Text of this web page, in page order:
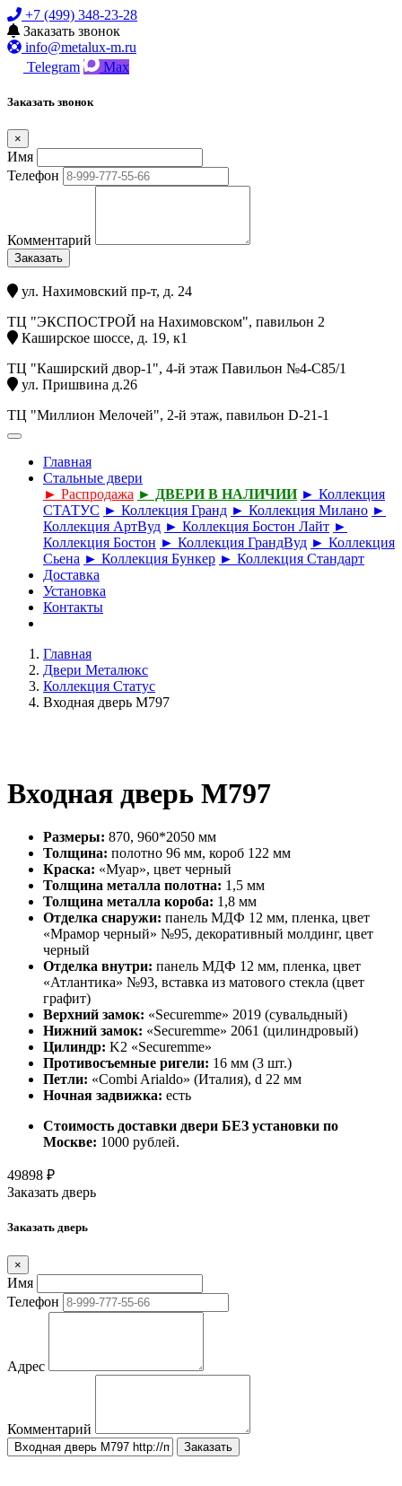
+7 (499) 348-23-28
Заказать звонок
info@metalux-m.ru
Telegram
Max
Заказать звонок
×
Имя
Телефон
Комментарий
Заказать
ул. Нахимовский пр-т, д. 24
ТЦ "ЭКСПОСТРОЙ на Нахимовском", павильон 2
Каширское шоссе, д. 19, к1
ТЦ "Каширский двор-1", 4-й этаж Павильон №4-С85/1
ул. Пришвина д.26
ТЦ "Миллион Мелочей", 2-й этаж, павильон D-21-1
Главная
Стальные двери
► Распродажа ► ДВЕРИ В НАЛИЧИИ ► Коллекция
СТАТУС ► Коллекция Гранд ► Коллекция Милано ►
Коллекция АртВуд ► Коллекция Бостон Лайт ►
Коллекция Бостон ► Коллекция ГрандВуд ► Коллекция
Сьена ► Коллекция Бункер ► Коллекция Стандарт
Доставка
Установка
Контакты
Главная
Двери Металюкс
Коллекция Статус
Входная дверь М797
Входная дверь М797
Размеры: 870, 960*2050 мм
Толщина: полотно 96 мм, короб 122 мм
Краска: «Муар», цвет черный
Толщина металла полотна: 1,5 мм
Толщина металла короба: 1,8 мм
Отделка снаружи: панель МДФ 12 мм, пленка, цвет
«Мрамор черный» №95, декоративный молдинг, цвет
черный
Отделка внутри: панель МДФ 12 мм, пленка, цвет
«Атлантика» №93, вставка из матового стекла (цвет
графит)
Верхний замок: «Securemme» 2019 (сувальдный)
Нижний замок: «Securemme» 2061 (цилиндровый)
Цилиндр: K2 «Securemme»
Противосъемные ригели: 16 мм (3 шт.)
Петли: «Combi Arialdo» (Италия), d 22 мм
Ночная задвижка: есть
Стоимость доставки двери БЕЗ установки по
Москве: 1000 рублей.
49898 ₽
Заказать дверь
Заказать дверь
×
Имя
Телефон
Адрес
Комментарий
Заказать